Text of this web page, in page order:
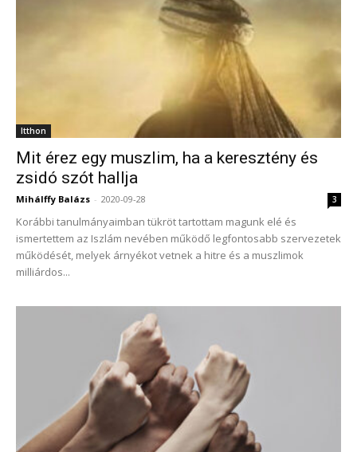
Itthon
Mit érez egy muszlim, ha a keresztény és
zsidó szót hallja
Mihálffy Balázs - 2020-09-28 3
Korábbi tanulmányaimban tükröt tartottam magunk elé és
ismertettem az Iszlám nevében működő legfontosabb szervezetek
működését, melyek árnyékot vetnek a hitre és a muszlimok
milliárdos...